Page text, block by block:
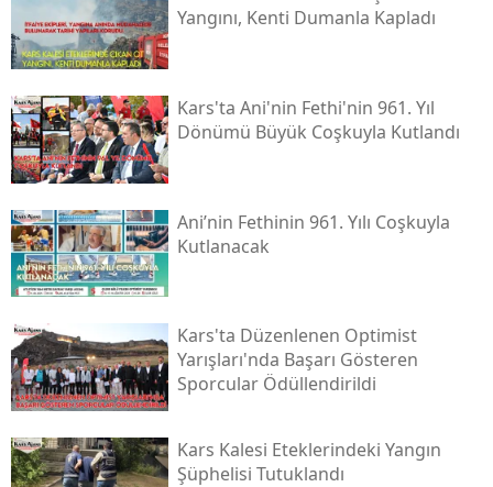
Malatya
Kahramanmaraş
Muğla
Niğde
Ordu
Rize
Yangını, Kenti Dumanla Kapladı
Kars'ta Ani'nin Fethi'nin 961. Yıl
Dönümü Büyük Coşkuyla Kutlandı
Ani’nin Fethinin 961. Yılı Coşkuyla
Kutlanacak
Kars'ta Düzenlenen Optimist
Yarışları'nda Başarı Gösteren
Sporcular Ödüllendirildi
Kars Kalesi Eteklerindeki Yangın
Şüphelisi Tutuklandı